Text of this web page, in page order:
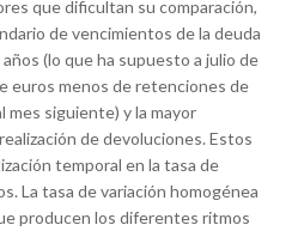
que dificultan su comparación,
de vencimientos de la deuda
(lo que ha supuesto a julio de
euros menos de retenciones de
mes siguiente) y la mayor
de devoluciones. Estos
temporal en la tasa de
La tasa de variación homogénea
producen los diferentes ritmos